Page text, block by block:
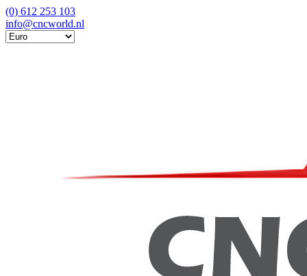
(0) 612 253 103
info@cncworld.nl